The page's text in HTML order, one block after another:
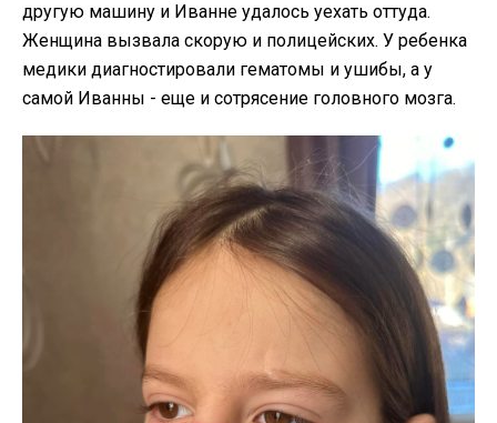
другую машину и Иванне удалось уехать оттуда.
Женщина вызвала скорую и полицейских. У ребенка
медики диагностировали гематомы и ушибы, а у
самой Иванны - еще и сотрясение головного мозга.